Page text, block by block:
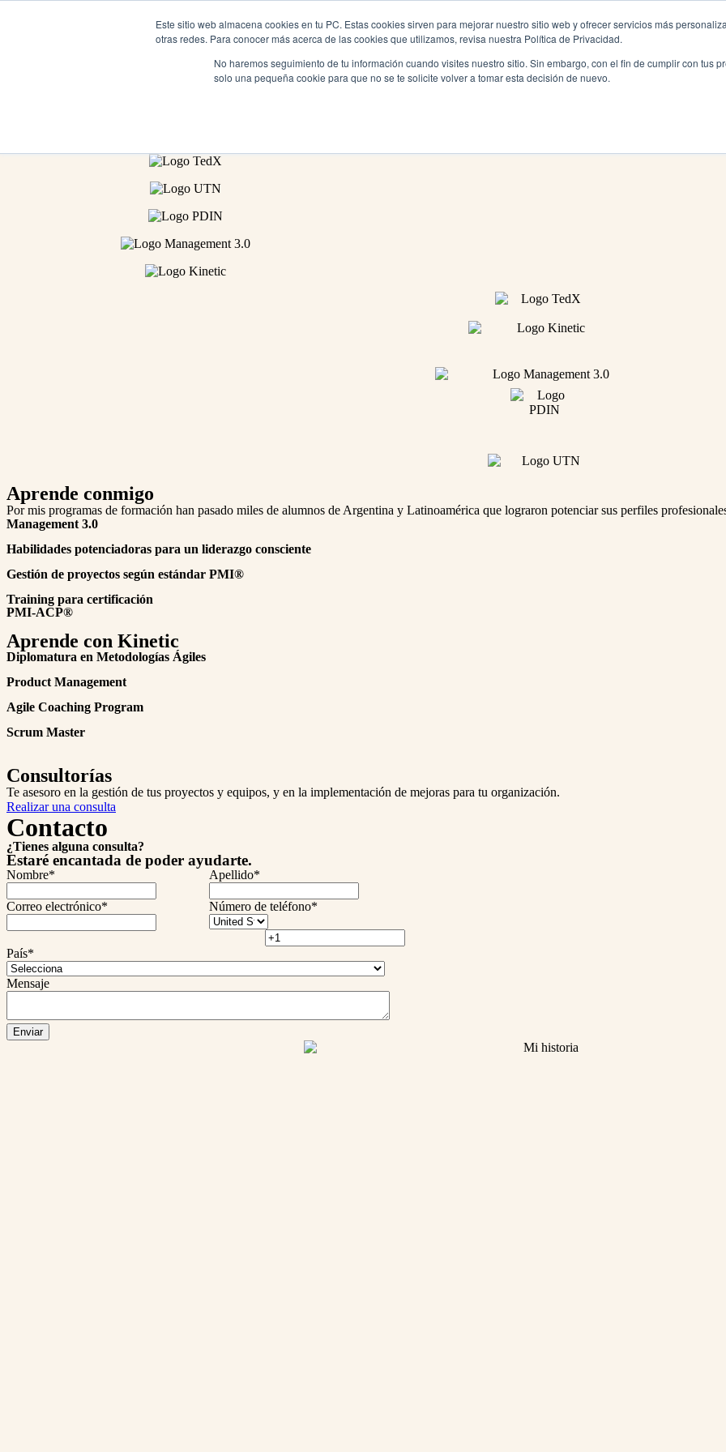
Este sitio web almacena cookies en tu PC. Estas cookies sirven para mejorar nuestro sitio web y ofrecer servicios más
otras redes. Para conocer más acerca de las cookies que utilizamos, revisa nuestra Política de Privacidad.
No haremos seguimiento de tu información cuando visites nuestro sitio. Sin embargo, con el fin de cumplir con tus
solo una pequeña cookie para que no se te solicite volver a tomar esta decisión de nuevo.
Aprende conmigo
Por mis programas de formación han pasado miles de alumnos de Argentina y Latinoamérica que lograron potenciar sus perfiles
Management 3.0
Habilidades potenciadoras para un liderazgo consciente
Gestión de proyectos según estándar PMI®
Training para certificación
PMI-ACP®
Aprende con Kinetic
Diplomatura en Metodologías Ágiles
Product Management
Agile Coaching Program
Scrum Master
Consultorías
Te asesoro en la gestión de tus proyectos y equipos, y en la implementación de mejoras para tu organización.
Realizar una consulta
Contacto
¿Tienes alguna consulta?
Estaré encantada de poder ayudarte.
Nombre* Apellido*
Correo electrónico* Número de teléfono*
País*
Mensaje